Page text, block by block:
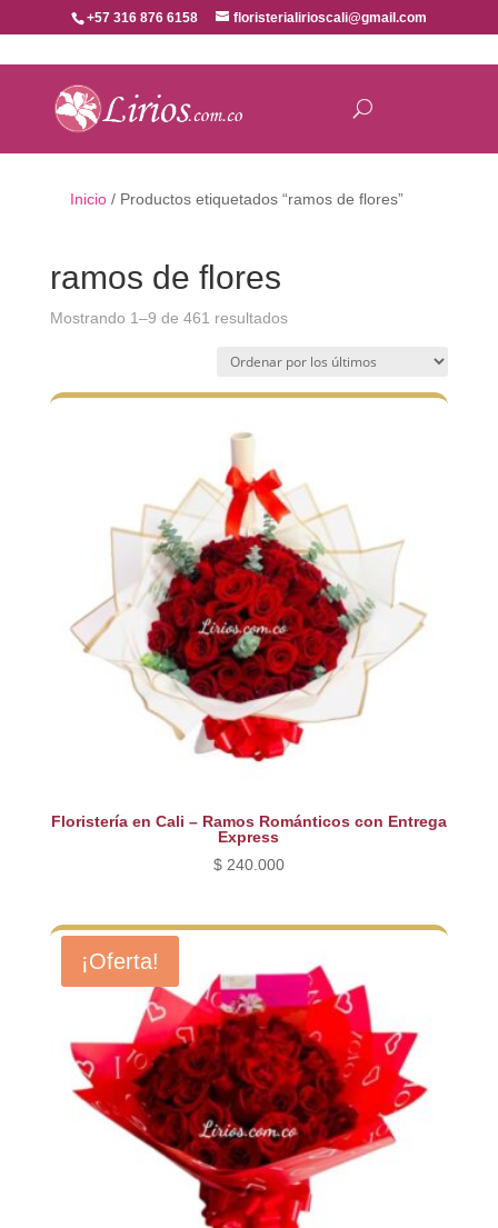
+57 316 876 6158 floristerialirioscali@gmail.com
Inicio/ Productos etiquetados “ramos de flores”
ramos de flores
Mostrando 1–9 de 461 resultadosOrdenado
los
últimos
Floristería en Cali – Ramos Románticos con Entrega
Express
$240.000
¡Oferta!